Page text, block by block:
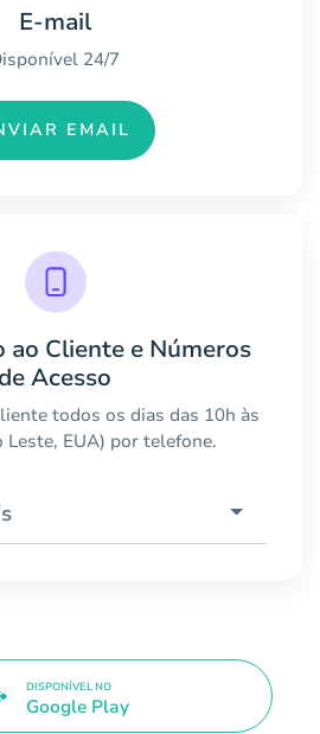
E-mail
24/7
EMAIL
Cliente e Números
de Acesso
todos os dias das 10h às
Leste, EUA) por telefone.
DISPONÍVEL NO
Google Play